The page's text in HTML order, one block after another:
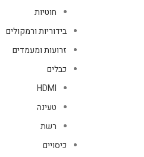
חוטיות
בידוריות ורמקולים
זרועות ומעמדים
כבלים
HDMI
טעינה
רשת
כיסויים